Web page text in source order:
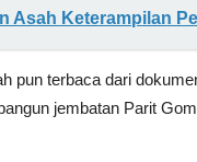
Asah Keterampilan
pun terbaca dari
jembatan Parit